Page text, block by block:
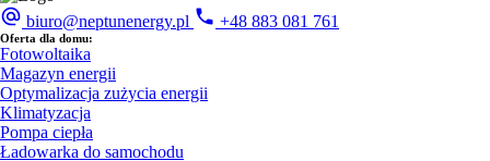
biuro@neptunenergy.pl +48 883 081 761
Oferta dla domu:
Fotowoltaika
Magazyn energii
Optymalizacja zużycia energii
Klimatyzacja
Pompa ciepła
Ładowarka do samochodu